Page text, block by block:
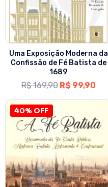
Uma Exposição Moderna da
Confissão de Fé Batista de
1689
R$169,90 R$ 99,90
40% OFF